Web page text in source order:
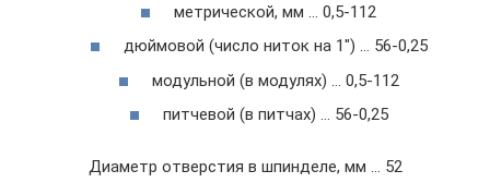
метрической, мм … 0,5-112
дюймовой (число ниток на 1″) … 56-0,25
модульной (в модулях) … 0,5-112
питчевой (в питчах) … 56-0,25
Диаметр отверстия в шпинделе, мм … 52